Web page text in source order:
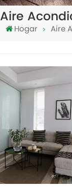
Aire
Hogar Aire